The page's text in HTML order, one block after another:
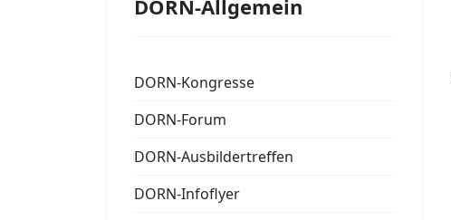
DORN-Allgemein
DORN-Kongresse
DORN-Forum
DORN-Ausbildertreffen
DORN-Infoflyer